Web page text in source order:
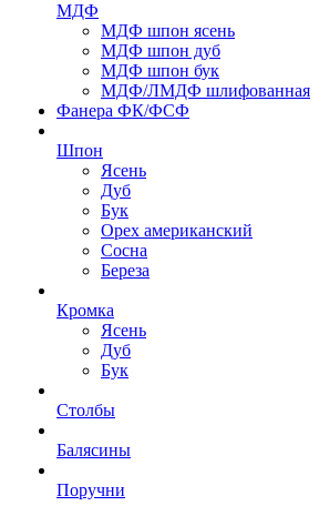
МДФ
МДФ шпон ясень
МДФ шпон дуб
МДФ шпон бук
МДФ/ЛМДФ шлифованная
Фанера ФК/ФСФ
Шпон
Ясень
Дуб
Бук
Орех американский
Сосна
Береза
Кромка
Ясень
Дуб
Бук
Столбы
Балясины
Поручни